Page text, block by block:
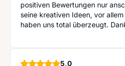
positiven Bewertungen nur
seine kreativen Ideen, vor
haben uns total überzeugt.
5,0Sterne